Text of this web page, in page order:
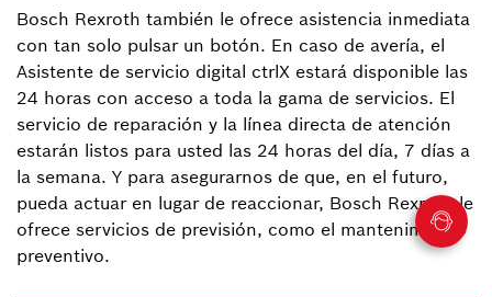
Bosch Rexroth también le ofrece asistencia inmediata
con tan solo pulsar un botón. En caso de avería, el
Asistente de servicio digital ctrlX estará disponible las
24 horas con acceso a toda la gama de servicios. El
servicio de reparación y la línea directa de atención
estarán listos para usted las 24 horas del día, 7 días a
la semana. Y para asegurarnos de que, en el futuro,
pueda actuar en lugar de reaccionar, Bosch Rexroth le
ofrece servicios de previsión, como el mantenimiento
preventivo.